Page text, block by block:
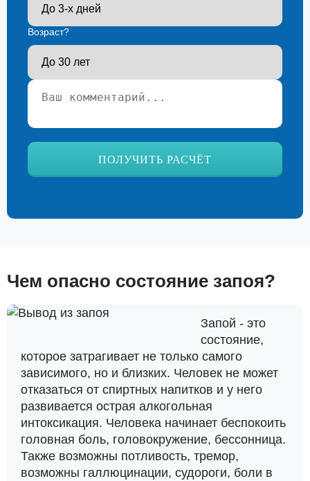
Возраст?
ПОЛУЧИТЬ РАСЧЁТ
Ваш телефон*
Чем опасно состояние запоя?
Запой - это
состояние,
которое затрагивает не только самого
зависимого, но и близких. Человек не может
отказаться от спиртных напитков и у него
развивается острая алкогольная
интоксикация. Человека начинает беспокоить
головная боль, головокружение, бессонница.
Также возможны потливость, тремор,
возможны галлюцинации, судороги, боли в